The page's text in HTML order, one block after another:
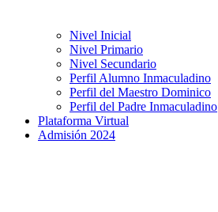
Nivel Inicial
Nivel Primario
Nivel Secundario
Perfil Alumno Inmaculadino
Perfil del Maestro Dominico
Perfil del Padre Inmaculadino
Plataforma Virtual
Admisión 2024